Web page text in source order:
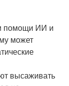
помощи ИИ и
может
высаживать